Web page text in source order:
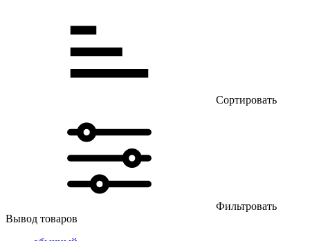
Сортировать
Фильтровать
Вывод товаров